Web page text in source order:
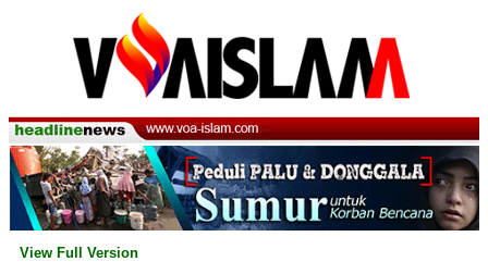
View Full Version